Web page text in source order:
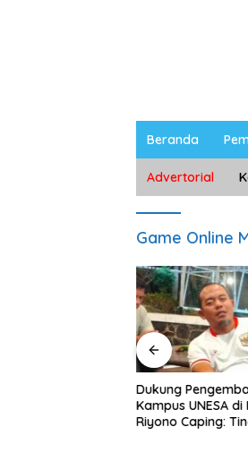
Beranda
Advertorial
Game Online
Dukung
Kampus UNESA
Riyono Caping: